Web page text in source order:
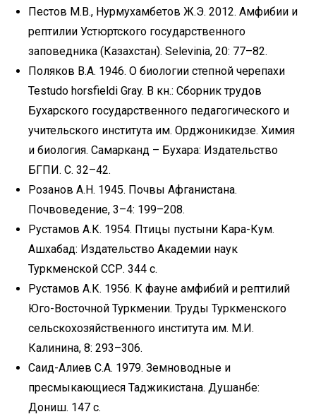
Пестов М.В., Нурмухамбетов Ж.Э. 2012. Амфибии и
рептилии Устюртского государственного
заповедника (Казахстан). Selevinia, 20: 77–82.
Поляков В.А. 1946. О биологии степной черепахи
Testudo horsfieldi Gray. В кн.: Сборник трудов
Бухарского государственного педагогического и
учительского института им. Орджоникидзе. Химия
и биология. Самарканд – Бухара: Издательство
БГПИ. C. 32–42.
Розанов А.Н. 1945. Почвы Афганистана.
Почвоведение, 3–4: 199–208.
Рустамов А.К. 1954. Птицы пустыни Кара-Кум.
Ашхабад: Издательство Академии наук
Туркменской ССР. 344 с.
Рустамов А.К. 1956. К фауне амфибий и рептилий
Юго-Восточной Туркмении. Труды Туркменского
сельскохозяйственного института им. М.И.
Калинина, 8: 293–306.
Саид-Алиев С.А. 1979. Земноводные и
пресмыкающиеся Таджикистана. Душанбе:
Дониш. 147 с.